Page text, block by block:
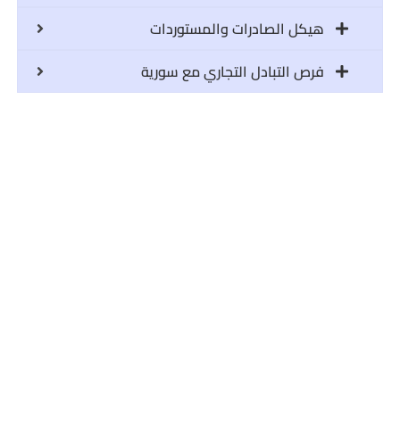
هيكل الصادرات والمستوردات
فرص التبادل التجاري مع سورية